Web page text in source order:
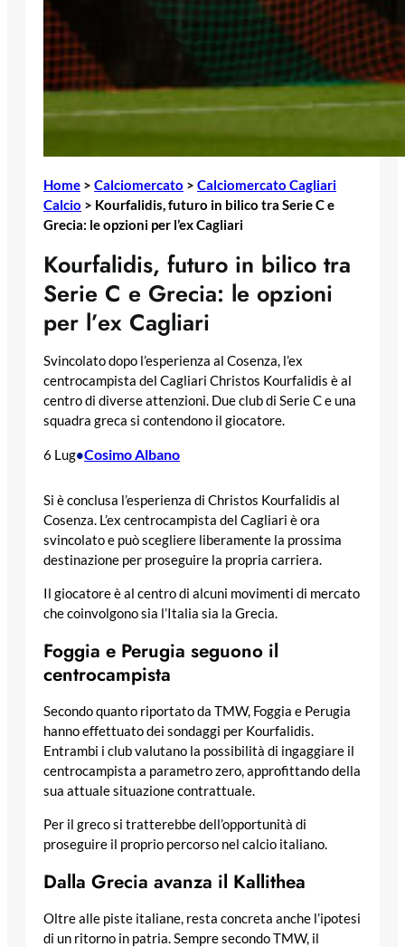
Home > Calciomercato > Calciomercato Cagliari
Calcio > Kourfalidis, futuro in bilico tra Serie C e
Grecia: le opzioni per l’ex Cagliari
Kourfalidis, futuro in bilico tra
Serie C e Grecia: le opzioni
per l’ex Cagliari
Svincolato dopo l’esperienza al Cosenza, l’ex
centrocampista del Cagliari Christos Kourfalidis è al
centro di diverse attenzioni. Due club di Serie C e una
squadra greca si contendono il giocatore.
6 Lug•Cosimo Albano
Si è conclusa l’esperienza di Christos Kourfalidis al
Cosenza. L’ex centrocampista del Cagliari è ora
svincolato e può scegliere liberamente la prossima
destinazione per proseguire la propria carriera.
Il giocatore è al centro di alcuni movimenti di mercato
che coinvolgono sia l’Italia sia la Grecia.
Foggia e Perugia seguono il
centrocampista
Secondo quanto riportato da TMW, Foggia e Perugia
hanno effettuato dei sondaggi per Kourfalidis.
Entrambi i club valutano la possibilità di ingaggiare il
centrocampista a parametro zero, approfittando della
sua attuale situazione contrattuale.
Per il greco si tratterebbe dell’opportunità di
proseguire il proprio percorso nel calcio italiano.
Dalla Grecia avanza il Kallithea
Oltre alle piste italiane, resta concreta anche l’ipotesi
di un ritorno in patria. Sempre secondo TMW, il